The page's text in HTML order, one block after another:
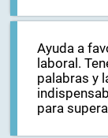
Ayuda a
laboral.
palabras y
para